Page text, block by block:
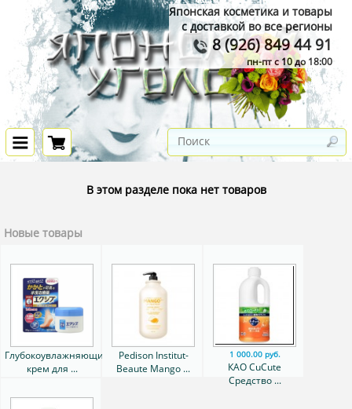
Японская косметика и товары
с доставкой во все регионы
8 (926) 849 44 91
пн-пт с 10 до 18:00
В этом разделе пока нет товаров
Новые товары
Глубокоувлажняющий
крем для ...
Pedison Institut-
Beaute Mango ...
1 000.00 руб.
КАО CuCute
Средство ...